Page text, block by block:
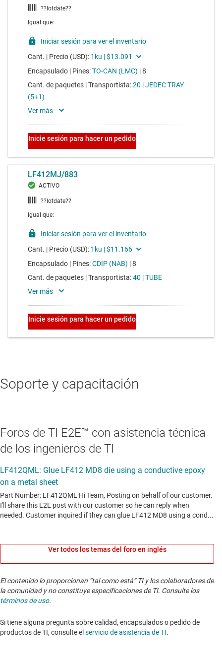
Soporte y capacitación
Foros de TI E2E™ con asistencia técnica
de los ingenieros de TI
Ver todos los temas del foro en inglés
El contenido lo proporcionan “tal como está” TI y los colaboradores de
la comunidad y no constituye especificaciones de TI. Consulte los
términos de uso.
Si tiene alguna pregunta sobre calidad, encapsulados o pedido de
productos de TI, consulte el servicio de asistencia de TI. ​​​​​​​​​​​​​​